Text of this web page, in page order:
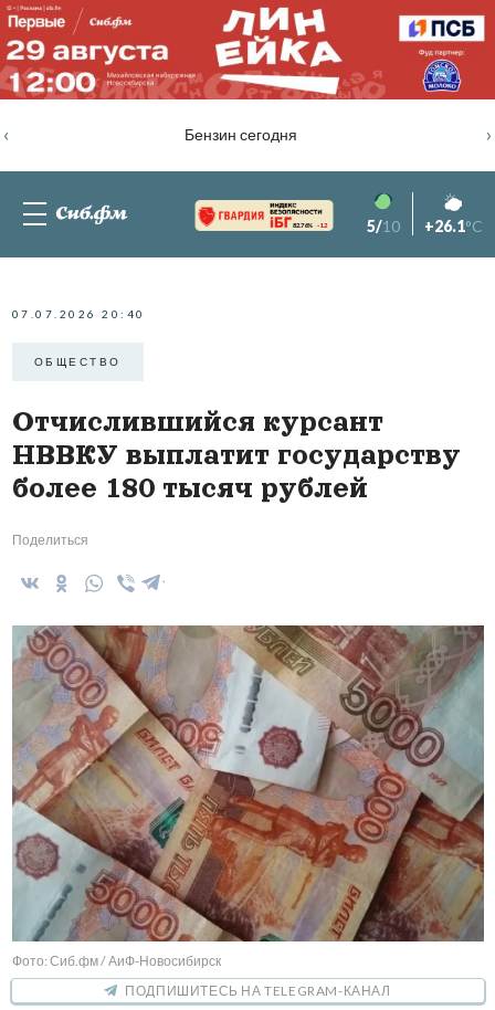
Бензин сегодня
‹ ›
82.76% -1.2 5/10 +26.1°C
07.07.2026 20:40
ОБЩЕСТВО
Отчислившийся курсант
НВВКУ выплатит государству
более 180 тысяч рублей
Поделиться
Фото: Сиб.фм / АиФ-Новосибирск
ПОДПИШИТЕСЬ НА TELEGRAM-КАНАЛ